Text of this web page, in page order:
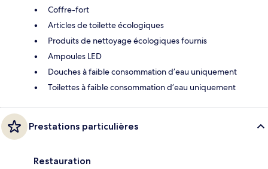
Coffre-fort
Articles de toilette écologiques
Produits de nettoyage écologiques fournis
Ampoules LED
Douches à faible consommation d’eau uniquement
Toilettes à faible consommation d’eau uniquement
Prestations particulières
Restauration